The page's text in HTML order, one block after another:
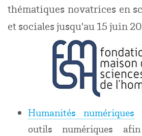
thématiques novatrices en
et sociales jusqu'au 15 juin
Humanités numériques
outils numériques